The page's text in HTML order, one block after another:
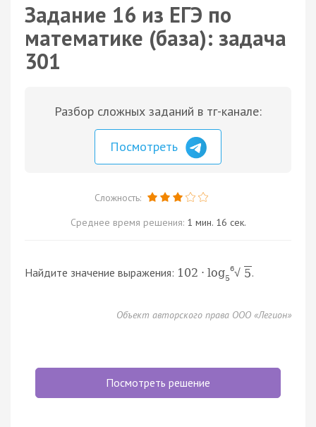
Задание 16 из ЕГЭ по
математике (база): задача
301
Разбор сложных заданий в тг-канале:
Посмотреть
Сложность:
Среднее время решения: 1 мин. 16 сек.
Найдите значение выражения: 102 ⋅ log5
6√ 5.
Объект авторского права ООО «Легион»
Посмотреть решение